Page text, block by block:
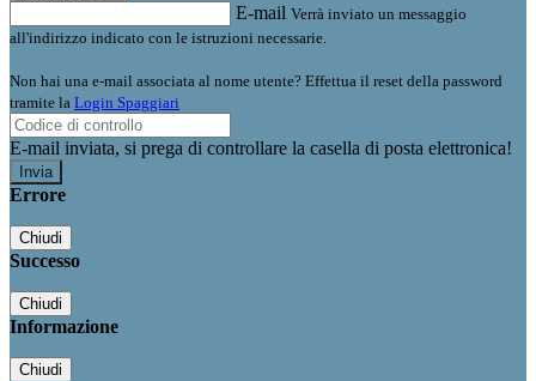
E-mail Verrà inviato un messaggio
all'indirizzo indicato con le istruzioni necessarie.
Non hai una e-mail associata al nome utente? Effettua il reset della password
tramite la Login Spaggiari
E-mail inviata, si prega di controllare la casella di posta elettronica!
Errore
Chiudi
Successo
Chiudi
Informazione
Chiudi